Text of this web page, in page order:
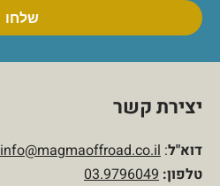
יצירת קשר
דוא"ל:
info@magmaoffroad.co.il
טלפון:
03.9796049